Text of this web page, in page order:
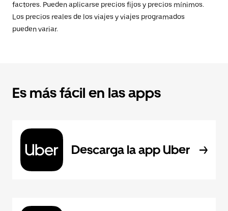
factores. Pueden aplicarse precios fijos y precios mínimos.
Los precios reales de los viajes y viajes programados
pueden variar.
Es más fácil en las apps
Descarga la app Uber